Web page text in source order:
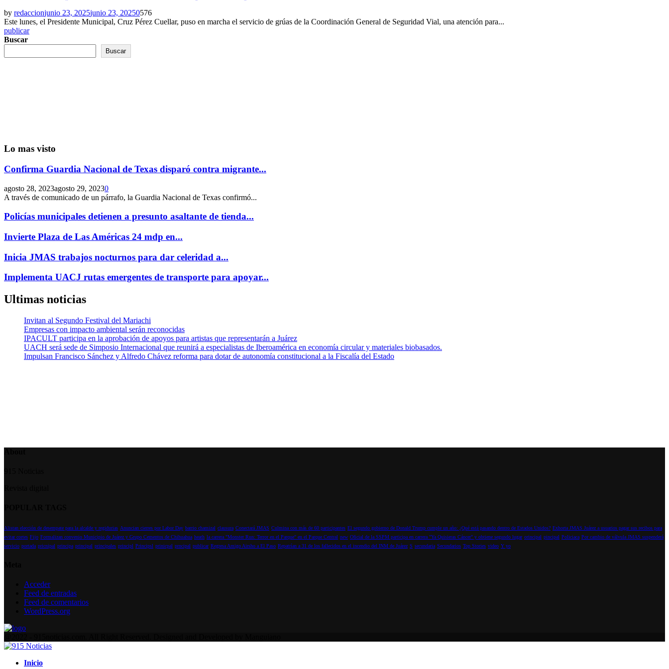
by redaccionjunio 23, 2025junio 23, 20250576
Este lunes, el Presidente Municipal, Cruz Pérez Cuellar, puso en marcha el servicio de grúas de la Coordinación General de Seguridad Vial, una atención para...
publicar
Buscar
Buscar
Lo mas visto
Confirma Guardia Nacional de Texas disparó contra migrante...
agosto 28, 2023agosto 29, 20230
A través de comunicado de un párrafo, la Guardia Nacional de Texas confirmó...
Policías municipales detienen a presunto asaltante de tienda...
Invierte Plaza de Las Américas 24 mdp en...
Inicia JMAS trabajos nocturnos para dar celeridad a...
Implementa UACJ rutas emergentes de transporte para apoyar...
Ultimas noticias
Invitan al Segundo Festival del Mariachi
Empresas con impacto ambiental serán reconocidas
IPACULT participa en la aprobación de apoyos para artistas que representarán a Juárez
UACH será sede de Simposio Internacional que reunirá a especialistas de Iberoamérica en economía circular y materiales biobasados.
Impulsan Francisco Sánchez y Alfredo Chávez reforma para dotar de autonomía constitucional a la Fiscalía del Estado
Alistan elección de desempate para la alcalde y regidurias Anuncian cierres por Labor Day barrio chamizal clausura Conectará JMAS Culmina con más de 60 participantes El segundo gobierno de Donald Trump cumple un año: ¿Qué está pasando dentro de Estados Unidos? Exhorta JMAS Juárez a usuarios pagar sus recibos para
evitar cortes Fijo Formalizan convenio Municipio de Juárez y Grupo Cementos de Chihuahua heath la carrera "Monster Run: Terror en el Parque" en el Parque Central new Oficial de la SSPM participa en carrera "Ya Quisieras Cáncer" y obtiene segundo lugar orincipal pincipal Policiaca Por cambio de válvula JMAS suspenderá
servicio portada pricnipal principa principal principales principl Principsl prinicpal prncipal publicar Regresa Amigo Airsho a El Paso Repatrían a 31 de los fallecidos en el incendio del INM de Juárez S secundaria Secundarios Top Stories video Y yo
Acceder
Feed de entradas
Feed de comentarios
WordPress.org
Inicio